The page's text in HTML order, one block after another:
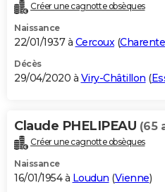
Créer une cagnotte obsèques
Naissance
22/01/1937 à Cercoux(
Décès
29/04/2020 à Viry-Châtillon (
Claude PHELIPEAU (65
Créer une cagnotte obsèques
Naissance
16/01/1954 à Loudun (Vienne)